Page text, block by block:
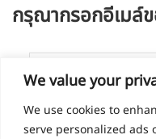
We value your
We use cookies to
serve personalized ads
กรุณากรอกอีเมล์